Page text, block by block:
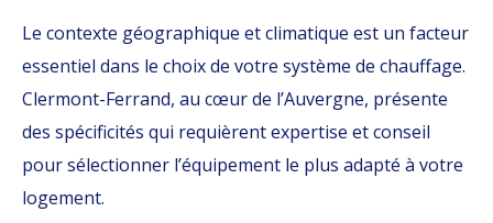
Le contexte géographique et climatique est un facteur
essentiel dans le choix de votre système de chauffage.
Clermont-Ferrand, au cœur de l’Auvergne, présente
des spécificités qui requièrent expertise et conseil
pour sélectionner l’équipement le plus adapté à votre
logement.